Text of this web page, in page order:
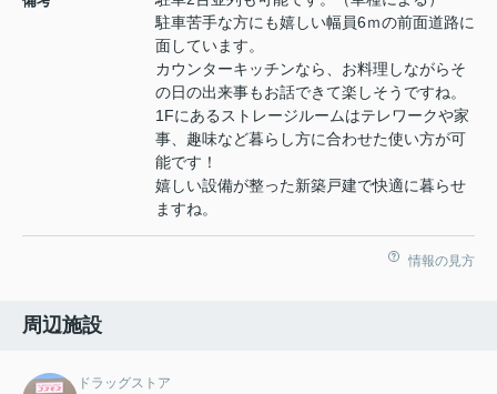
駐車苦手な方にも嬉しい幅員6ｍの前面道路に
面しています。
カウンターキッチンなら、お料理しながらそ
の日の出来事もお話できて楽しそうですね。
1Fにあるストレージルームはテレワークや家
事、趣味など暮らし方に合わせた使い方が可
能です！
嬉しい設備が整った新築戸建で快適に暮らせ
ますね。
情報の見方
周辺施設
ドラッグストア